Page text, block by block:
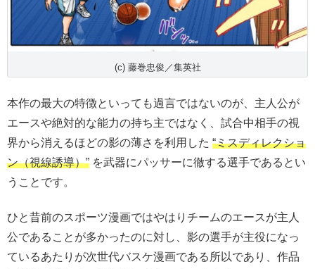
(c) 藤巻忠俊／集英社
本作の最大の特徴といっても過言ではないのが、主人公が
エースや絶対的な能力の持ち主ではなく、試合中相手の視
界から消えるほどの影の薄さを利用した “ミスディレクショ
ン（視線誘導）” を武器にパッサーに徹する選手であるとい
うことです。
ひと昔前のスポーツ漫画ではやはりチームのエースが主人
公であることが多かったのに対し、影の選手が主役になっ
ているあたりが次世代バスケ漫画である所以であり、作品